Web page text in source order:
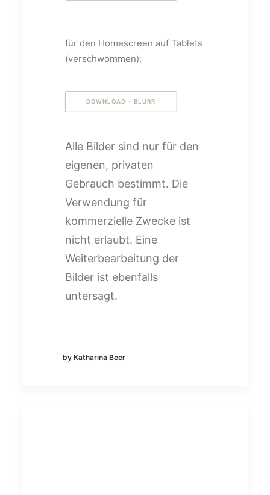
für den Homescreen auf Tablets
(verschwommen):
DOWNLOAD - BLURR
Alle Bilder sind nur für den
eigenen, privaten
Gebrauch bestimmt. Die
Verwendung für
kommerzielle Zwecke ist
nicht erlaubt. Eine
Weiterbearbeitung der
Bilder ist ebenfalls
untersagt.
by Katharina Beer